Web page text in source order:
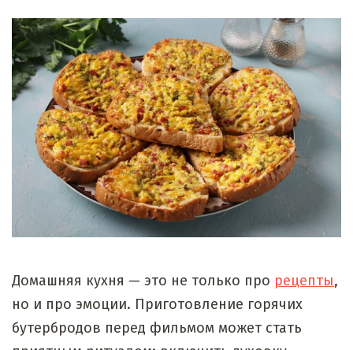
Домашняя кухня — это не только про рецепты,
но и про эмоции. Приготовление горячих
бутербродов перед фильмом может стать